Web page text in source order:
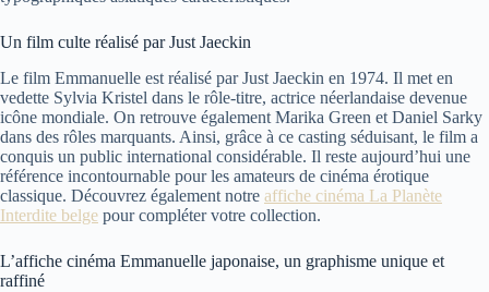
Un film culte réalisé par Just Jaeckin
Le film Emmanuelle est réalisé par Just Jaeckin en 1974. Il met en
vedette Sylvia Kristel dans le rôle-titre, actrice néerlandaise devenue
icône mondiale. On retrouve également Marika Green et Daniel Sarky
dans des rôles marquants. Ainsi, grâce à ce casting séduisant, le film a
conquis un public international considérable. Il reste aujourd’hui une
référence incontournable pour les amateurs de cinéma érotique
classique. Découvrez également notre affiche cinéma La Planète
Interdite belge pour compléter votre collection.
L’affiche cinéma Emmanuelle japonaise, un graphisme unique et
raffiné